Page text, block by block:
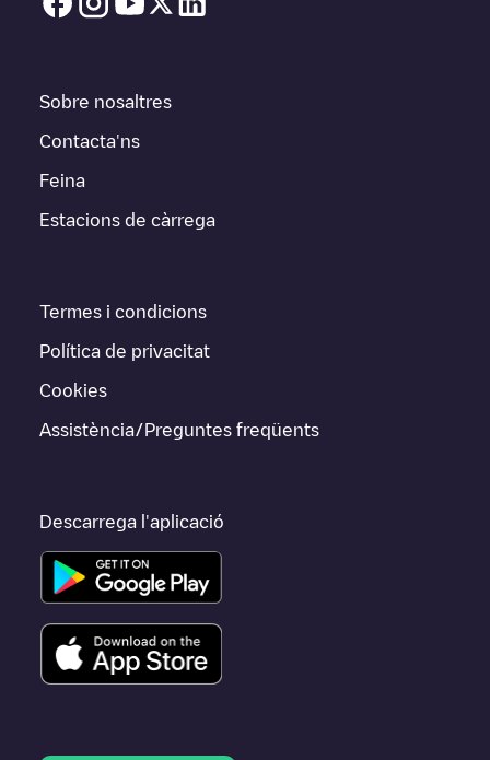
Sobre nosaltres
Contacta'ns
Feina
Estacions de càrrega
Termes i condicions
Política de privacitat
Cookies
Assistència/Preguntes freqüents
Descarrega l'aplicació